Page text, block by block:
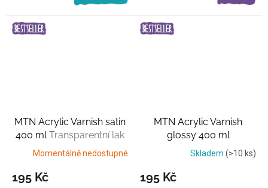
MTN Acrylic Varnish satin
400 mlTransparentní lak
Momentálně nedostupné
195 Kč
MTN Acrylic Varnish
glossy 400 ml
Transparentní lak
Skladem (>10 ks)
195 Kč